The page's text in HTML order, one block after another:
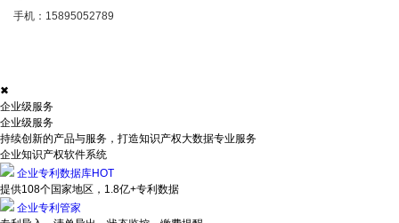
手机： 15895052789
✖
企业级服务
企业级服务
持续创新的产品与服务，打造知识产权大数据专业服务
企业知识产权软件系统
企业专利数据库HOT
提供108个国家地区，1.8亿+专利数据
企业专利管家